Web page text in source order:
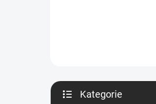
p
Kategorie